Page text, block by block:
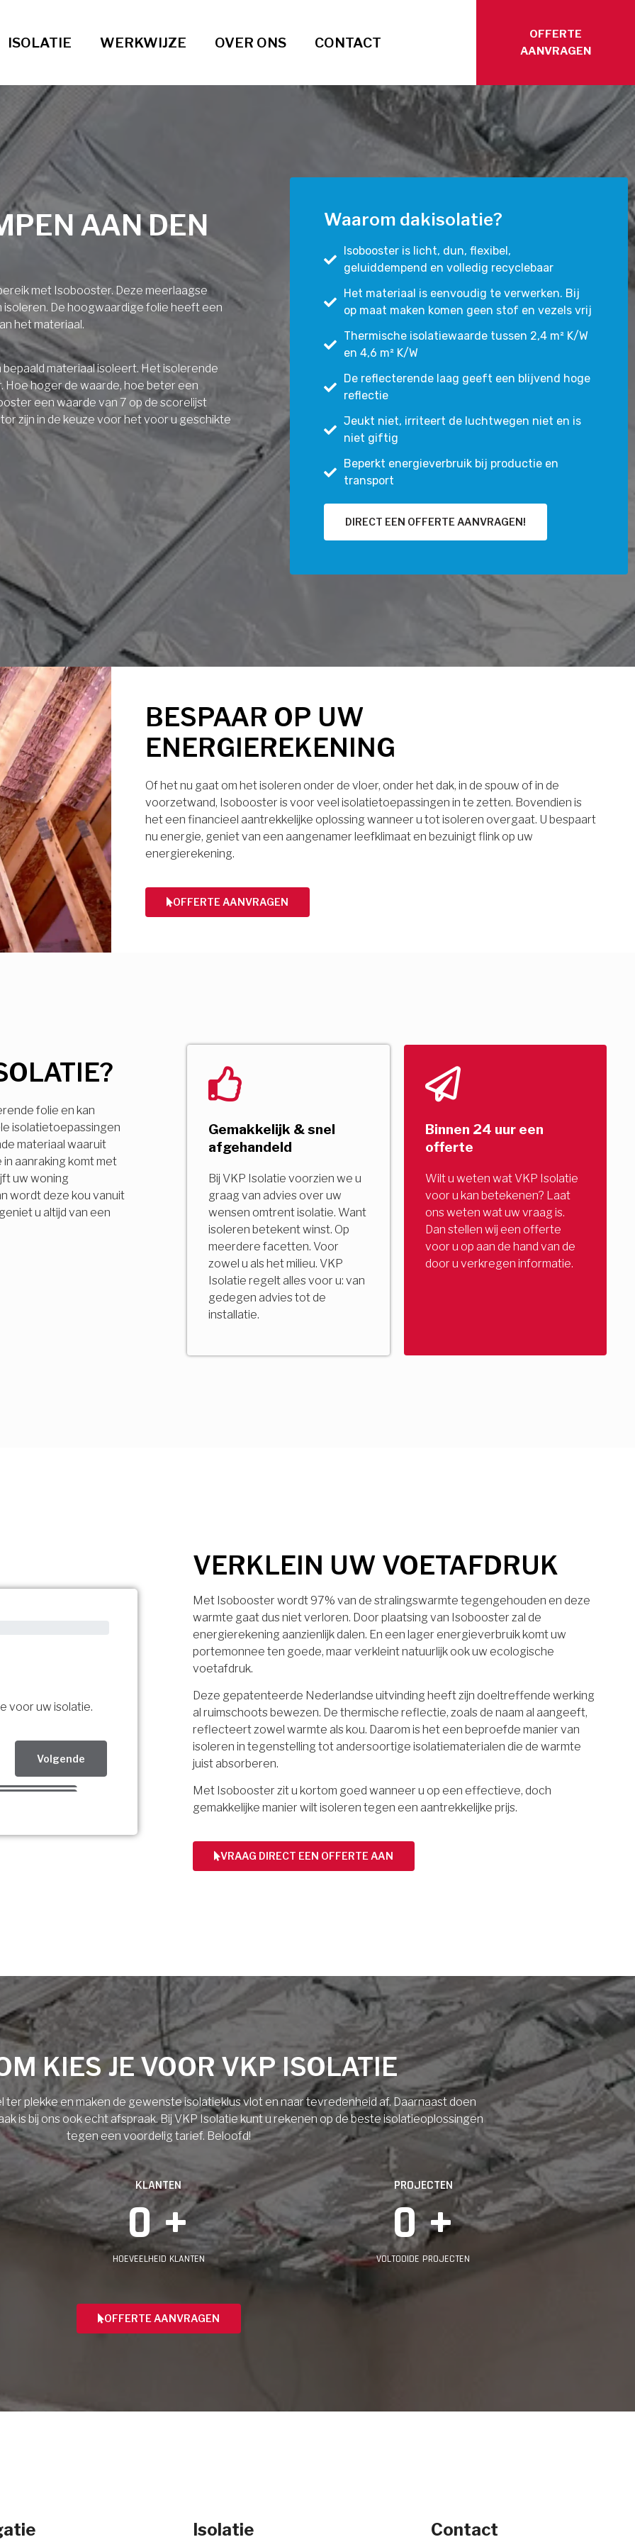
ISOLATIE WERKWIJZE OVER ONS CONTACT
OFFERTE
AANVRAGEN
AAN DEN
met Isobooster. Deze meerlaagse
De hoogwaardige folie heeft een
het materiaal.
materiaal isoleert. Het isolerende
hoger de waarde, hoe beter een
een waarde van 7 op de scorelijst
zijn in de keuze voor het voor u geschikte
Waarom dakisolatie?
Isobooster is licht, dun, flexibel,
geluiddempend en volledig recyclebaar
Het materiaal is eenvoudig te verwerken. Bij
op maat maken komen geen stof en vezels vrij
Thermische isolatiewaarde tussen 2,4 m² K/W
en 4,6 m² K/W
De reflecterende laag geeft een blijvend hoge
reflectie
Jeukt niet, irriteert de luchtwegen niet en is
niet giftig
Beperkt energieverbruik bij productie en
transport
DIRECT EEN OFFERTE AANVRAGEN!
BESPAAR OP UW
ENERGIEREKENING
Of het nu gaat om het isoleren onder de vloer, onder het dak, in de spouw of in de
voorzetwand, Isobooster is voor veel isolatietoepassingen in te zetten. Bovendien is
het een financieel aantrekkelijke oplossing wanneer u tot isoleren overgaat. U bespaart
nu energie, geniet van een aangenamer leefklimaat en bezuinigt flink op uw
energierekening.
OFFERTE AANVRAGEN
folie en kan
isolatietoepassingen
materiaal waaruit
aanraking komt met
uw woning
wordt deze kou vanuit
u altijd van een
Gemakkelijk & snel
afgehandeld
Bij VKP Isolatie voorzien we u
graag van advies over uw
wensen omtrent isolatie. Want
isoleren betekent winst. Op
meerdere facetten. Voor
zowel u als het milieu. VKP
Isolatie regelt alles voor u: van
gedegen advies tot de
installatie.
Binnen 24 uur een
offerte
Wilt u weten wat VKP Isolatie
voor u kan betekenen? Laat
ons weten wat uw vraag is.
Dan stellen wij een offerte
voor u op aan de hand van de
door u verkregen informatie.
voor uw isolatie.
Volgende
VERKLEIN UW VOETAFDRUK
Met Isobooster wordt 97% van de stralingswarmte tegengehouden en deze
warmte gaat dus niet verloren. Door plaatsing van Isobooster zal de
energierekening aanzienlijk dalen. En een lager energieverbruik komt uw
portemonnee ten goede, maar verkleint natuurlijk ook uw ecologische
voetafdruk.
Deze gepatenteerde Nederlandse uitvinding heeft zijn doeltreffende werking
al ruimschoots bewezen. De thermische reflectie, zoals de naam al aangeeft,
reflecteert zowel warmte als kou. Daarom is het een beproefde manier van
isoleren in tegenstelling tot andersoortige isolatiematerialen die de warmte
juist absorberen.
Met Isobooster zit u kortom goed wanneer u op een effectieve, doch
gemakkelijke manier wilt isoleren tegen een aantrekkelijke prijs.
VRAAG DIRECT EEN OFFERTE AAN
KIES JE VOOR VKP ISOLATIE
ter plekke en maken de gewenste isolatieklus vlot en naar tevredenheid af. Daarnaast doen
is bij ons ook echt afspraak. Bij VKP Isolatie kunt u rekenen op de beste isolatieoplossingen
tegen een voordelig tarief. Beloofd!
KLANTEN
0 +
HOEVEELHEID KLANTEN
PROJECTEN
0 +
VOLTOOIDE PROJECTEN
OFFERTE AANVRAGEN
Isolatie Contact